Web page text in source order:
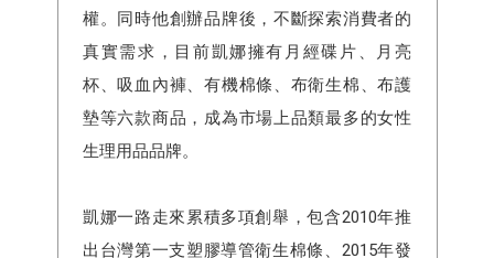
權。同時他創辦品牌後，不斷探索消費者的
真實需求，目前凱娜擁有月經碟片、⽉亮
杯、吸⾎內褲、有機棉條、布衛⽣棉、布護
墊等六款商品，成為市場上品類最多的女性
生理⽤品品牌。
凱娜一路走來累積多項創舉，包含2010年推
出台灣第一支塑膠導管衛生棉條、2015年發